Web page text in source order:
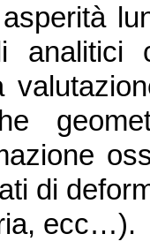
analitici
di
ecc…).